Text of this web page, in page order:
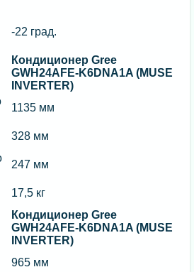
-22 град.
Кондиционер Gree
GWH24AFE-K6DNA1A (MUSE
INVERTER)
1135 мм
328 мм
247 мм
17,5 кг
Кондиционер Gree
GWH24AFE-K6DNA1A (MUSE
INVERTER)
965 мм